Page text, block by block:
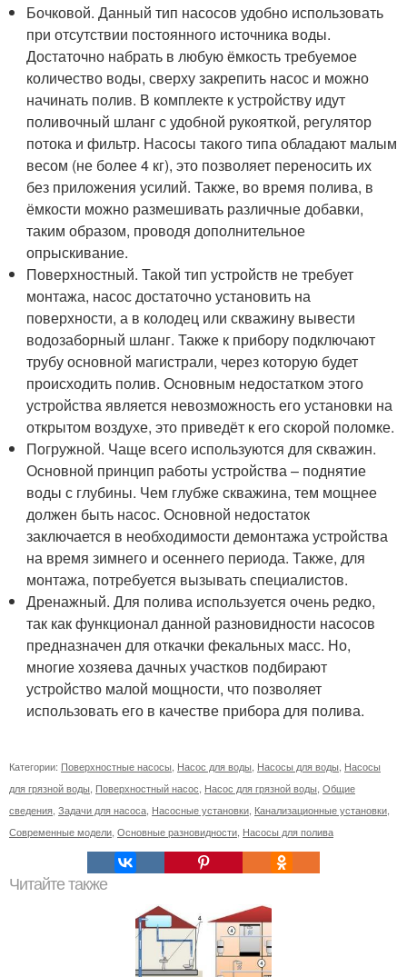
Бочковой. Данный тип насосов удобно использовать
при отсутствии постоянного источника воды.
Достаточно набрать в любую ёмкость требуемое
количество воды, сверху закрепить насос и можно
начинать полив. В комплекте к устройству идут
поливочный шланг с удобной рукояткой, регулятор
потока и фильтр. Насосы такого типа обладают малым
весом (не более 4 кг), это позволяет переносить их
без приложения усилий. Также, во время полива, в
ёмкости можно размешивать различные добавки,
таким образом, проводя дополнительное
опрыскивание.
Поверхностный. Такой тип устройств не требует
монтажа, насос достаточно установить на
поверхности, а в колодец или скважину вывести
водозаборный шланг. Также к прибору подключают
трубу основной магистрали, через которую будет
происходить полив. Основным недостатком этого
устройства является невозможность его установки на
открытом воздухе, это приведёт к его скорой поломке.
Погружной. Чаще всего используются для скважин.
Основной принцип работы устройства – поднятие
воды с глубины. Чем глубже скважина, тем мощнее
должен быть насос. Основной недостаток
заключается в необходимости демонтажа устройства
на время зимнего и осеннего периода. Также, для
монтажа, потребуется вызывать специалистов.
Дренажный. Для полива используется очень редко,
так как функционал данной разновидности насосов
предназначен для откачки фекальных масс. Но,
многие хозяева дачных участков подбирают
устройство малой мощности, что позволяет
использовать его в качестве прибора для полива.
Категории: Поверхностные насосы Насос для воды Насосы для воды Насосы
для грязной воды Поверхностный насос Насос для грязной воды Общие
сведения Задачи для насоса Насосные установки Канализационные установки
Современные модели Основные разновидности Насосы для полива
Читайте также